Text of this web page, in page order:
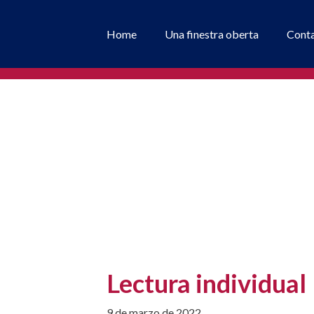
Home Una finestra oberta
Lectura individual